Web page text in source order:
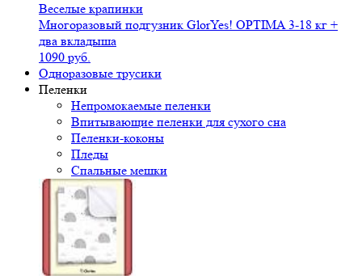
Веселые крапинки
Многоразовый подгузник GlorYes! OPTIMA 3-18 кг +
два вкладыша
1090 руб.
Одноразовые трусики
Пеленки
Непромокаемые пеленки
Впитывающие пеленки для сухого сна
Пеленки-коконы
Пледы
Спальные мешки